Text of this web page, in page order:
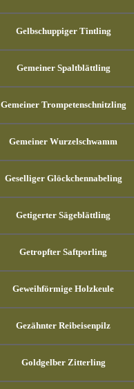
Gelbschuppiger Tintling
Gemeiner Spaltblättling
Gemeiner Trompetenschnitzling
Gemeiner Wurzelschwamm
Geselliger Glöckchennabeling
Getigerter Sägeblättling
Getropfter Saftporling
Geweihförmige Holzkeule
Gezähnter Reibeisenpilz
Goldgelber Zitterling